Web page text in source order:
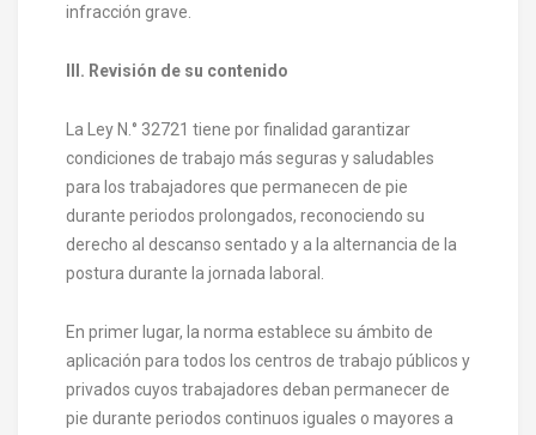
infracción grave.
III. Revisión de su contenido
La Ley N.° 32721 tiene por finalidad garantizar
condiciones de trabajo más seguras y saludables
para los trabajadores que permanecen de pie
durante periodos prolongados, reconociendo su
derecho al descanso sentado y a la alternancia de la
postura durante la jornada laboral.
En primer lugar, la norma establece su ámbito de
aplicación para todos los centros de trabajo públicos y
privados cuyos trabajadores deban permanecer de
pie durante periodos continuos iguales o mayores a